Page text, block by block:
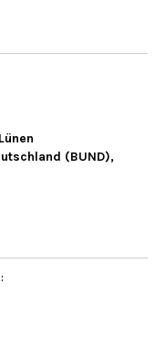
(BUND),